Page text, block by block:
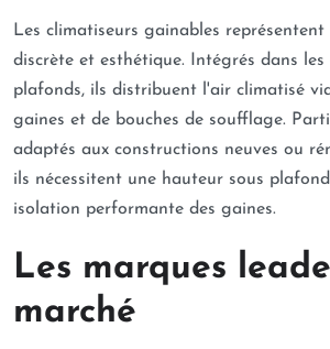
Les climatiseurs gainables
discrète et esthétique. Intégrés dans
plafonds, ils distribuent l'air climatisé
gaines et de bouches de soufflage.
adaptés aux constructions neuves ou
ils nécessitent une hauteur sous
isolation performante des gaines.
Les marques
marché